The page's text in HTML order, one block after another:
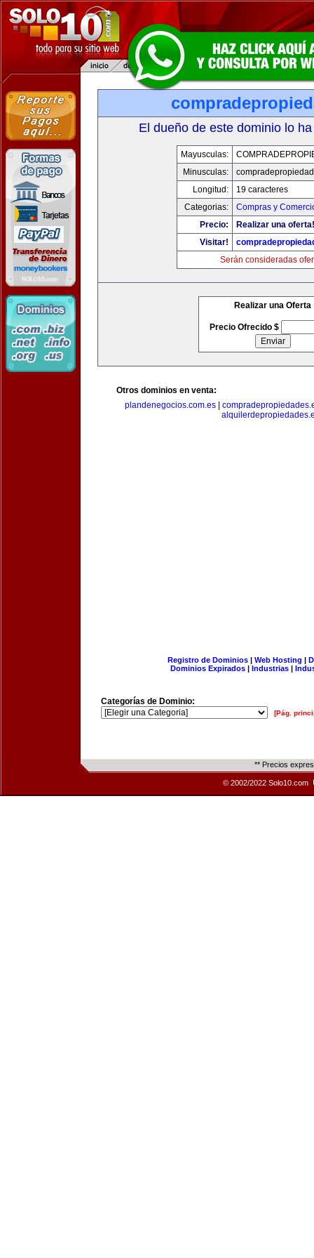
El dueño de este dominio lo
Mayusculas:
Minusculas:
Longitud:
19 caracteres
Categorias:
Compras y
Precio:
Realizar una oferta!
Visitar!
Serán consideradas
Realizar una Oferta
Precio Ofrecido $
Otros dominios en venta:
plandenegocios.com.es|
Registro de Dominios| Web Hosting |
Dominios Expirados | Industrias |
Categorías de Dominio:
[Pág.
** Precios
© 2002/2022 Solo10.com